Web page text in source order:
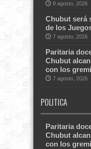
8 agosto, 2026
Chubut será
de los
7 agosto, 2026
Paritaria
Chubut
con los
7 agosto, 2026
POLITICA
Paritaria
Chubut
con los